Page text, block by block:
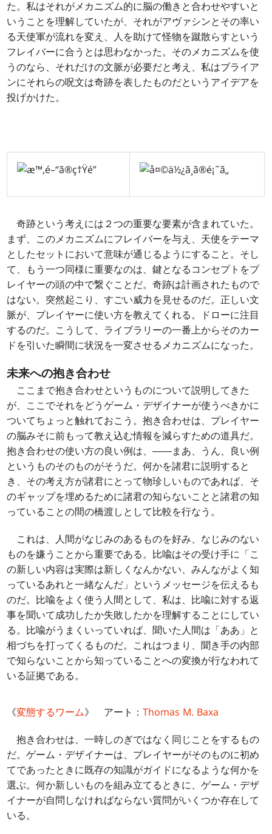
た。私はそれがメカニズム的に脳の働きと合わせやすいと
いうことを理解していたが、それがアヴァシンとその率い
る天使軍が流れを変え、人を助けて怪物を蹴散らすという
フレイバーに合うとは思わなかった。そのメカニズムを使
うのなら、それだけの文脈が必要だと考え、私はブライア
ンにそれらの呪文は奇跡を表したものだというアイデアを
投げかけた。
奇跡という考えには２つの重要な要素が含まれていた。
まず、このメカニズムにフレイバーを与え、天使をテーマ
としたセットにおいて意味が通じるようにすること。そし
て、もう一つ同様に重要なのは、鍵となるコンセプトをプ
レイヤーの頭の中で繋ぐことだ。奇跡は計画されたもので
はない。突然起こり、すごい威力を見せるのだ。正しい文
脈が、プレイヤーに使い方を教えてくれる。ドローに注目
するのだ。こうして、ライブラリーの一番上からそのカー
ドを引いた瞬間に状況を一変させるメカニズムになった。
未来への抱き合わせ
ここまで抱き合わせというものについて説明してきた
が、ここでそれをどうゲーム・デザイナーが使うべきかに
ついてちょっと触れておこう。抱き合わせは、プレイヤー
の脳みそに前もって教え込む情報を減らすための道具だ。
抱き合わせの使い方の良い例は、――まあ、うん、良い例
というものそのものがそうだ。何かを諸君に説明すると
き、その考え方が諸君にとって物珍しいものであれば、そ
のギャップを埋めるために諸君の知らないことと諸君の知
っていることの間の橋渡しとして比較を行なう。
これは、人間がなじみのあるものを好み、なじみのない
ものを嫌うことから重要である。比喩はその受け手に「こ
の新しい内容は実際は新しくなんかない、みんながよく知
っているあれと一緒なんだ」というメッセージを伝えるも
のだ。比喩をよく使う人間として、私は、比喩に対する返
事を聞いて成功したか失敗したかを理解することにしてい
る。比喩がうまくいっていれば、聞いた人間は「ああ」と
相づちを打ってくるものだ。これはつまり、聞き手の内部
で知らないことから知っていることへの変換が行なわれて
いる証拠である。
《変態するワーム》 アート：Thomas M. Baxa
抱き合わせは、一時しのぎではなく同じことをするもの
だ。ゲーム・デザイナーは、プレイヤーがそのものに初め
てであったときに既存の知識がガイドになるような何かを
選ぶ。何か新しいものを組み立てるときに、ゲーム・デザ
イナーが自問しなければならない質問がいくつか存在して
いる。